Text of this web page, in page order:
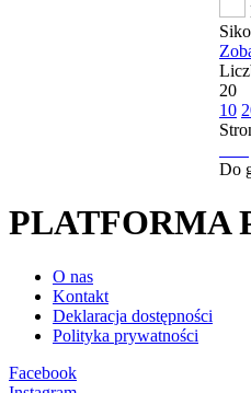
20
10
Do
PLATFORMA
O nas
Kontakt
Deklaracja dostępności
Polityka prywatności
Facebook